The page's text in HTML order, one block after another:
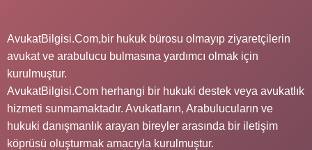
AvukatBilgisi.Com,bir hukuk bürosu olmayıp ziyaretçilerin
avukat ve arabulucu bulmasına yardımcı olmak için
kurulmuştur.
AvukatBilgisi.Com herhangi bir hukuki destek veya avukatlık
hizmeti sunmamaktadır. Avukatların, Arabulucuların ve
hukuki danışmanlık arayan bireyler arasında bir iletişim
köprüsü oluşturmak amacıyla kurulmuştur.